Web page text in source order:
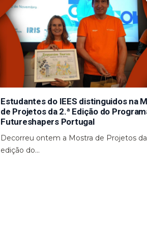
Estudantes do IEES distinguidos na
de Projetos da 2.ª Edição do
Futureshapers Portugal
Decorreu ontem a Mostra de Projetos da
edição do...